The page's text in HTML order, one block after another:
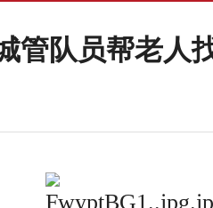
管队员帮老人